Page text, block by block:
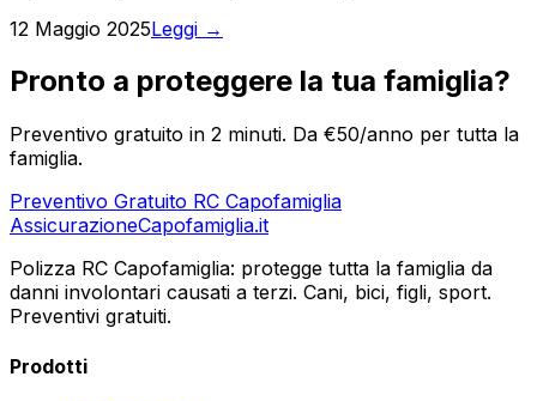
12 Maggio 2025Leggi →
Pronto a proteggere la tua famiglia?
Preventivo gratuito in 2 minuti. Da €50/anno per tutta la
famiglia.
Preventivo Gratuito RC Capofamiglia
AssicurazioneCapofamiglia.it
Polizza RC Capofamiglia: protegge tutta la famiglia da
danni involontari causati a terzi. Cani, bici, figli, sport.
Preventivi gratuiti.
Prodotti